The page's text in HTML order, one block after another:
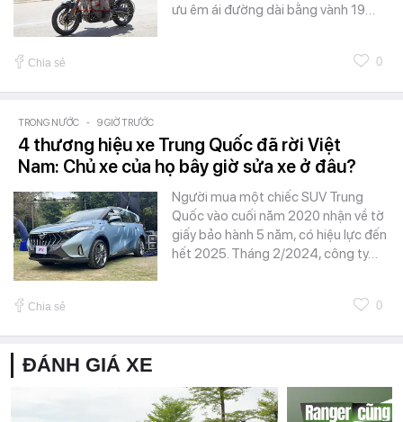
ưu êm ái đường dài bằng vành 19…
Chia sẻ 0
TRONG NƯỚC - 9 GIỜ TRƯỚC
4 thương hiệu xe Trung Quốc đã rời Việt
Nam: Chủ xe của họ bây giờ sửa xe ở đâu?
Người mua một chiếc SUV Trung
Quốc vào cuối năm 2020 nhận về tờ
giấy bảo hành 5 năm, có hiệu lực đến
hết 2025. Tháng 2/2024, công ty…
Chia sẻ 0
ĐÁNH GIÁ XE